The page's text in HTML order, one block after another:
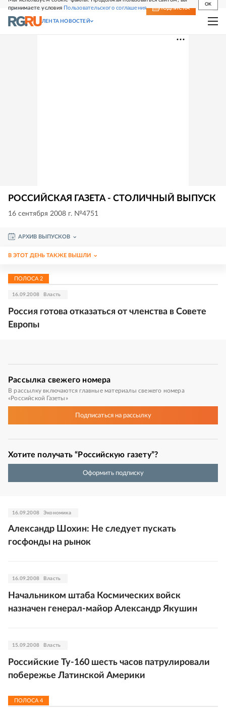
принимаете условия Пользовательского соглашения
OK
СВЕЖИЙ НОМЕР ПОДПИСКА
ЛЕНТА НОВОСТЕЙ
РОССИЙСКАЯ ГАЗЕТА - СТОЛИЧНЫЙ ВЫПУСК
16 сентября 2008 г. №4751
АРХИВ ВЫПУСКОВ
В ЭТОТ ДЕНЬ ТАКЖЕ ВЫШЛИ
ПОЛОСА 2
16.09.2008 Власть
Россия готова отказаться от членства в Совете
Европы
Рассылка свежего номера
В рассылку включаются главные материалы свежего номера
«Российской Газеты»
Подписатьсяна рассылку
Хотите получать “Российскую газету”?
Оформить подписку
16.09.2008 Экономика
Александр Шохин: Не следует пускать
госфонды на рынок
16.09.2008 Власть
Начальником штаба Космических войск
назначен генерал-майор Александр Якушин
15.09.2008 Власть
Российские Ту-160 шесть часов патрулировали
побережье Латинской Америки
ПОЛОСА 4